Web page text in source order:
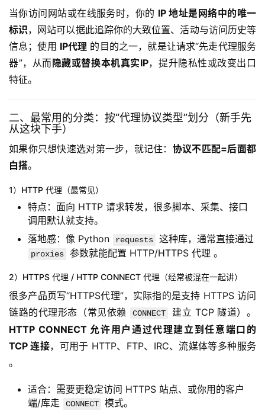
当你访问网站或在线服务时，你的 IP 地址是网络中的唯一
标识，网站可以据此追踪你的大致位置、活动与访问历史等
信息；使用 IP代理 的目的之一，就是让请求“先走代理服务
器”，从而隐藏或替换本机真实IP，提升隐私性或改变出口
特征。
二、最常用的分类：按“代理协议类型”划分（新手先
从这块下手）
如果你只想快速选对第一步，就记住： 协议不匹配=后面都
白搭。
1）HTTP 代理（最常见）
特点：面向 HTTP 请求转发，很多脚本、采集、接口
调用默认就支持。
落地感：像 Python
requests 这种库，通常直接通过
proxies 参数就能配置 HTTP/HTTPS 代理 。
2）HTTPS 代理 / HTTP CONNECT 代理（经常被混在一起讲）
很多产品页写“HTTPS代理”，实际指的是支持 HTTPS 访问
链路的代理形态（常见依赖
CONNECT
建立 TCP 隧道）。
HTTP CONNECT 允许用户通过代理建立到任意端口的
TCP 连接，可用于 HTTP、FTP、IRC、流媒体等多种服务
。
适合：需要更稳定访问 HTTPS 站点、或你用的客户
端/库走
CONNECT 模式。